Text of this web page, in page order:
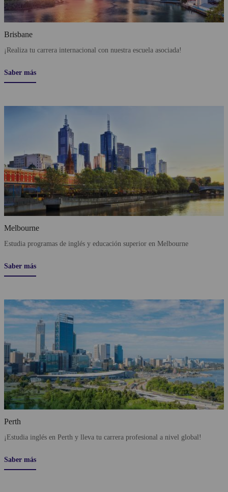
Brisbane
¡Realiza tu carrera internacional con nuestra escuela asociada!
Saber más
Melbourne
Estudia programas de inglés y educación superior en Melbourne
Saber más
Perth
¡Estudia inglés en Perth y lleva tu carrera profesional a nivel global!
Saber más